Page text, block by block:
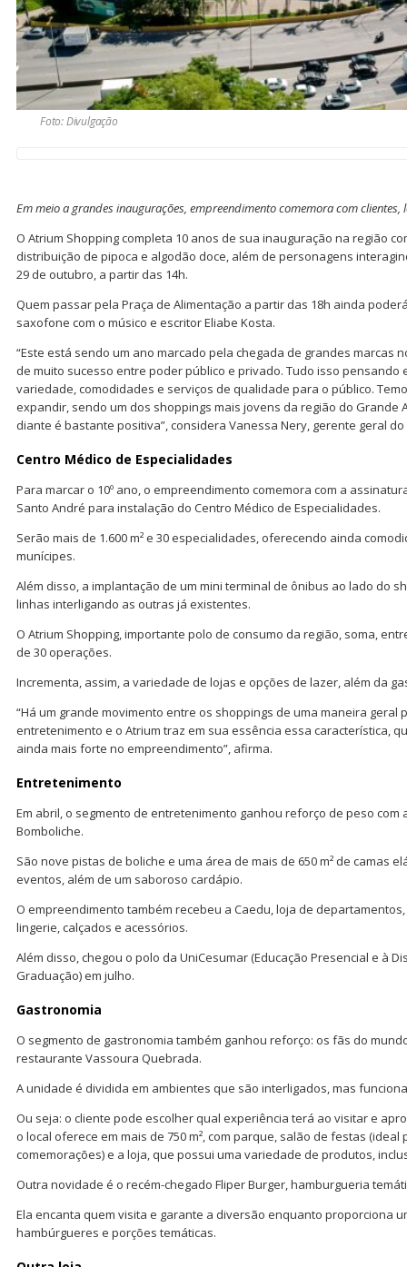
Foto: Divulgação
Em meio a grandes inaugurações, empreendimento comemora com clientes,
O Atrium Shopping completa 10 anos de sua inauguração na região
distribuição de pipoca e algodão doce, além de personagens
29 de outubro, a partir das 14h.
Quem passar pela Praça de Alimentação a partir das 18h ainda
saxofone com o músico e escritor Eliabe Kosta.
“Este está sendo um ano marcado pela chegada de grandes marcas
de muito sucesso entre poder público e privado. Tudo isso pensando
variedade, comodidades e serviços de qualidade para o público.
expandir, sendo um dos shoppings mais jovens da região do Grande
diante é bastante positiva”, considera Vanessa Nery, gerente geral
Centro Médico de Especialidades
Para marcar o 10º ano, o empreendimento comemora com a
Santo André para instalação do Centro Médico de Especialidades.
Serão mais de 1.600 m² e 30 especialidades, oferecendo ainda
munícipes.
Além disso, a implantação de um mini terminal de ônibus ao lado do
linhas interligando as outras já existentes.
O Atrium Shopping, importante polo de consumo da região, soma,
de 30 operações.
Incrementa, assim, a variedade de lojas e opções de lazer, além da
“Há um grande movimento entre os shoppings de uma maneira geral
entretenimento e o Atrium traz em sua essência essa característica,
ainda mais forte no empreendimento”, afirma.
Entretenimento
Em abril, o segmento de entretenimento ganhou reforço de peso com
Bomboliche.
São nove pistas de boliche e uma área de mais de 650 m² de camas
eventos, além de um saboroso cardápio.
O empreendimento também recebeu a Caedu, loja de
lingerie, calçados e acessórios.
Além disso, chegou o polo da UniCesumar (Educação Presencial e à
Graduação) em julho.
Gastronomia
O segmento de gastronomia também ganhou reforço: os fãs do
restaurante Vassoura Quebrada.
A unidade é dividida em ambientes que são interligados, mas
Ou seja: o cliente pode escolher qual experiência terá ao visitar e
o local oferece em mais de 750 m², com parque, salão de festas
comemorações) e a loja, que possui uma variedade de produtos,
Outra novidade é o recém-chegado Fliper Burger, hamburgueria
Ela encanta quem visita e garante a diversão enquanto proporciona
hambúrgueres e porções temáticas.